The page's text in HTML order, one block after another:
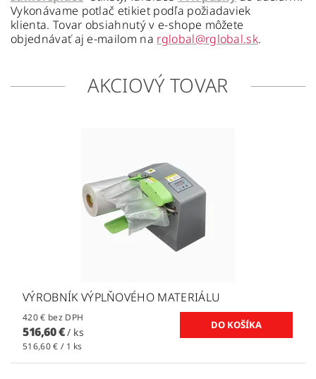
Vykonávame potlač etikiet podľa požiadaviek
klienta. Tovar obsiahnutý v e-shope môžete
objednávať aj e-mailom na rglobal@rglobal.sk.
AKCIOVÝ TOVAR
VÝROBNÍK VÝPLŇOVÉHO MATERIÁLU
420 € bez DPH
516,60 €/ ks
516,60 € / 1 ks